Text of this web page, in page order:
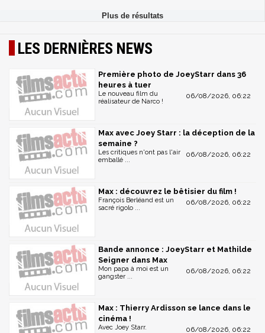
LES DERNIÈRES NEWS
Première photo de JoeyStarr dans 36
heures à tuer
06/08/2026, 06:22
Le nouveau film du
réalisateur de Narco !
Max avec Joey Starr : la déception de la
semaine ?
06/08/2026, 06:22
Les critiques n'ont pas l'air
emballé ...
Max : découvrez le bêtisier du film !
06/08/2026, 06:22
François Berléand est un
sacré rigolo ...
Bande annonce : JoeyStarr et Mathilde
Seigner dans Max
06/08/2026, 06:22
Mon papa à moi est un
gangster ...
Max : Thierry Ardisson se lance dans le
cinéma !
06/08/2026, 06:22
Avec Joey Starr.